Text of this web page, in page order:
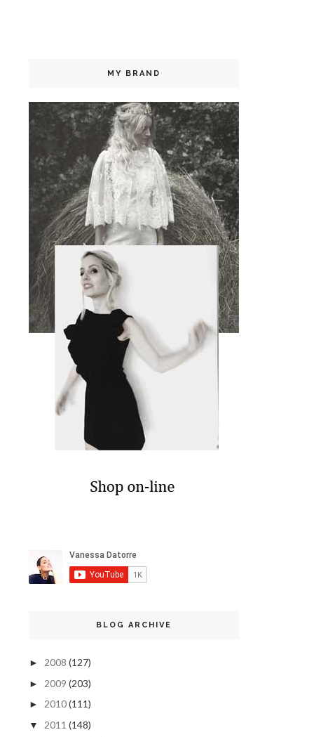
MY BRAND
BLOG ARCHIVE
► 2008 (127)
► 2009 (203)
► 2010(111)
▼ 2011 (148)